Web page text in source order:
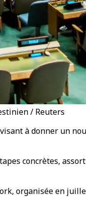
/ Reuters
à donner un
concrètes,
organisée en